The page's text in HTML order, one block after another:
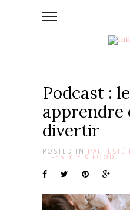
Podcast :
apprendre
divertir
POSTED IN J'AI TESTÉ
LIFESTYLE & FOOD